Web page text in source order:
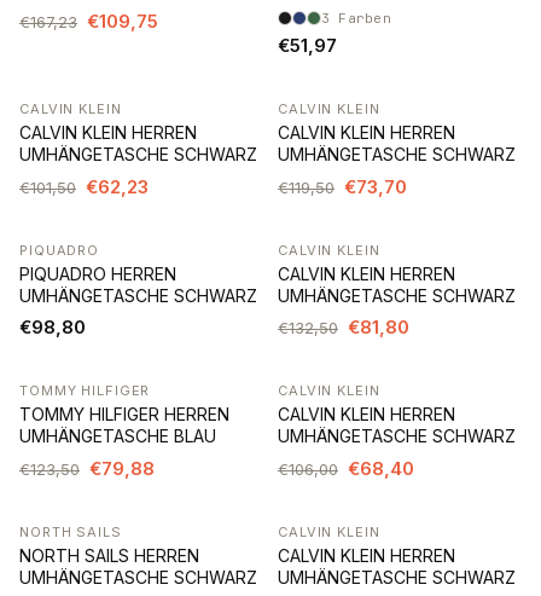
€167,23 €109,75 3 Farben
€51,97
-39%
CALVIN KLEIN
CALVIN KLEIN HERREN
UMHÄNGETASCHE SCHWARZ
€101,50 €62,23
-38%
CALVIN KLEIN
CALVIN KLEIN HERREN
UMHÄNGETASCHE SCHWARZ
€119,50 €73,70
PIQUADRO
PIQUADRO HERREN
UMHÄNGETASCHE SCHWARZ
€98,80
-38%
CALVIN KLEIN
CALVIN KLEIN HERREN
UMHÄNGETASCHE SCHWARZ
€132,50 €81,80
-35%
TOMMY HILFIGER
TOMMY HILFIGER HERREN
UMHÄNGETASCHE BLAU
€123,50 €79,88
-35%
CALVIN KLEIN
CALVIN KLEIN HERREN
UMHÄNGETASCHE SCHWARZ
€106,00 €68,40
NORTH SAILS
NORTH SAILS HERREN
UMHÄNGETASCHE SCHWARZ
-36%
CALVIN KLEIN
CALVIN KLEIN HERREN
UMHÄNGETASCHE SCHWARZ